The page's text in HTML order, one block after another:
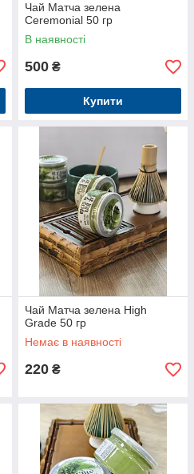
Чай Матча зелена
Ceremonial 50 гр
В наявності
500 ₴
Купити
Чай Матча зелена High
Grade 50 гр
Немає в наявності
220 ₴